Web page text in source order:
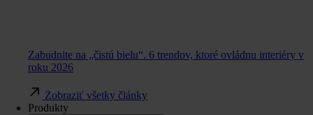
Zabudnite na „čistú bielu“. 6 trendov, ktoré ovládnu interiéry v
roku 2026
Zobraziť všetky články
Produkty